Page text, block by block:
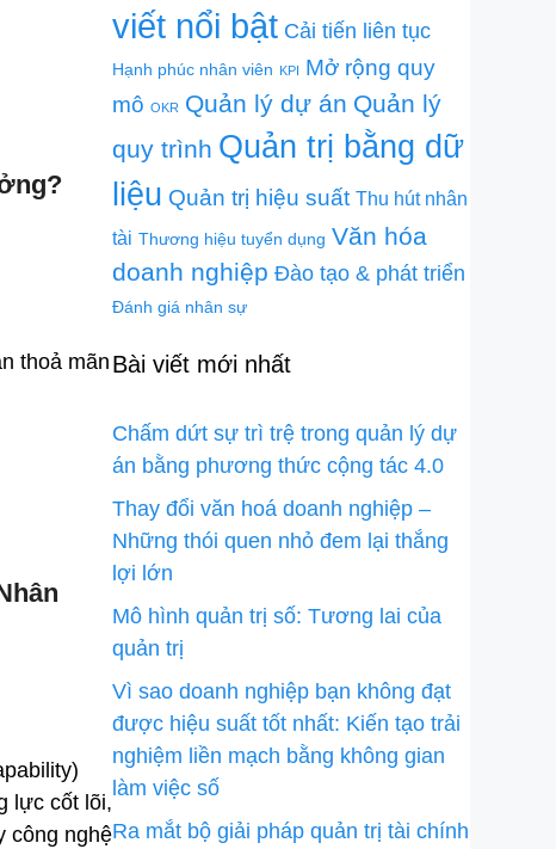
thoả mãn
lực cốt lõi,
công nghệ
viết nổi bật Cải tiến liên tục
Hạnh phúc nhân viên KPI Mở rộng quy
mô OKR Quản lý dự án Quản lý
quy trình Quản trị bằng dữ
liệu Quản trị hiệu suất Thu hút nhân
tài Thương hiệu tuyển dụng Văn hóa
doanh nghiệp Đào tạo & phát triển
Đánh giá nhân sự
Bài viết mới nhất
Chấm dứt sự trì trệ trong quản lý dự
án bằng phương thức cộng tác 4.0
Thay đổi văn hoá doanh nghiệp –
Những thói quen nhỏ đem lại thắng
lợi lớn
Mô hình quản trị số: Tương lai của
quản trị
Vì sao doanh nghiệp bạn không đạt
được hiệu suất tốt nhất: Kiến tạo trải
nghiệm liền mạch bằng không gian
làm việc số
Ra mắt bộ giải pháp quản trị tài chính